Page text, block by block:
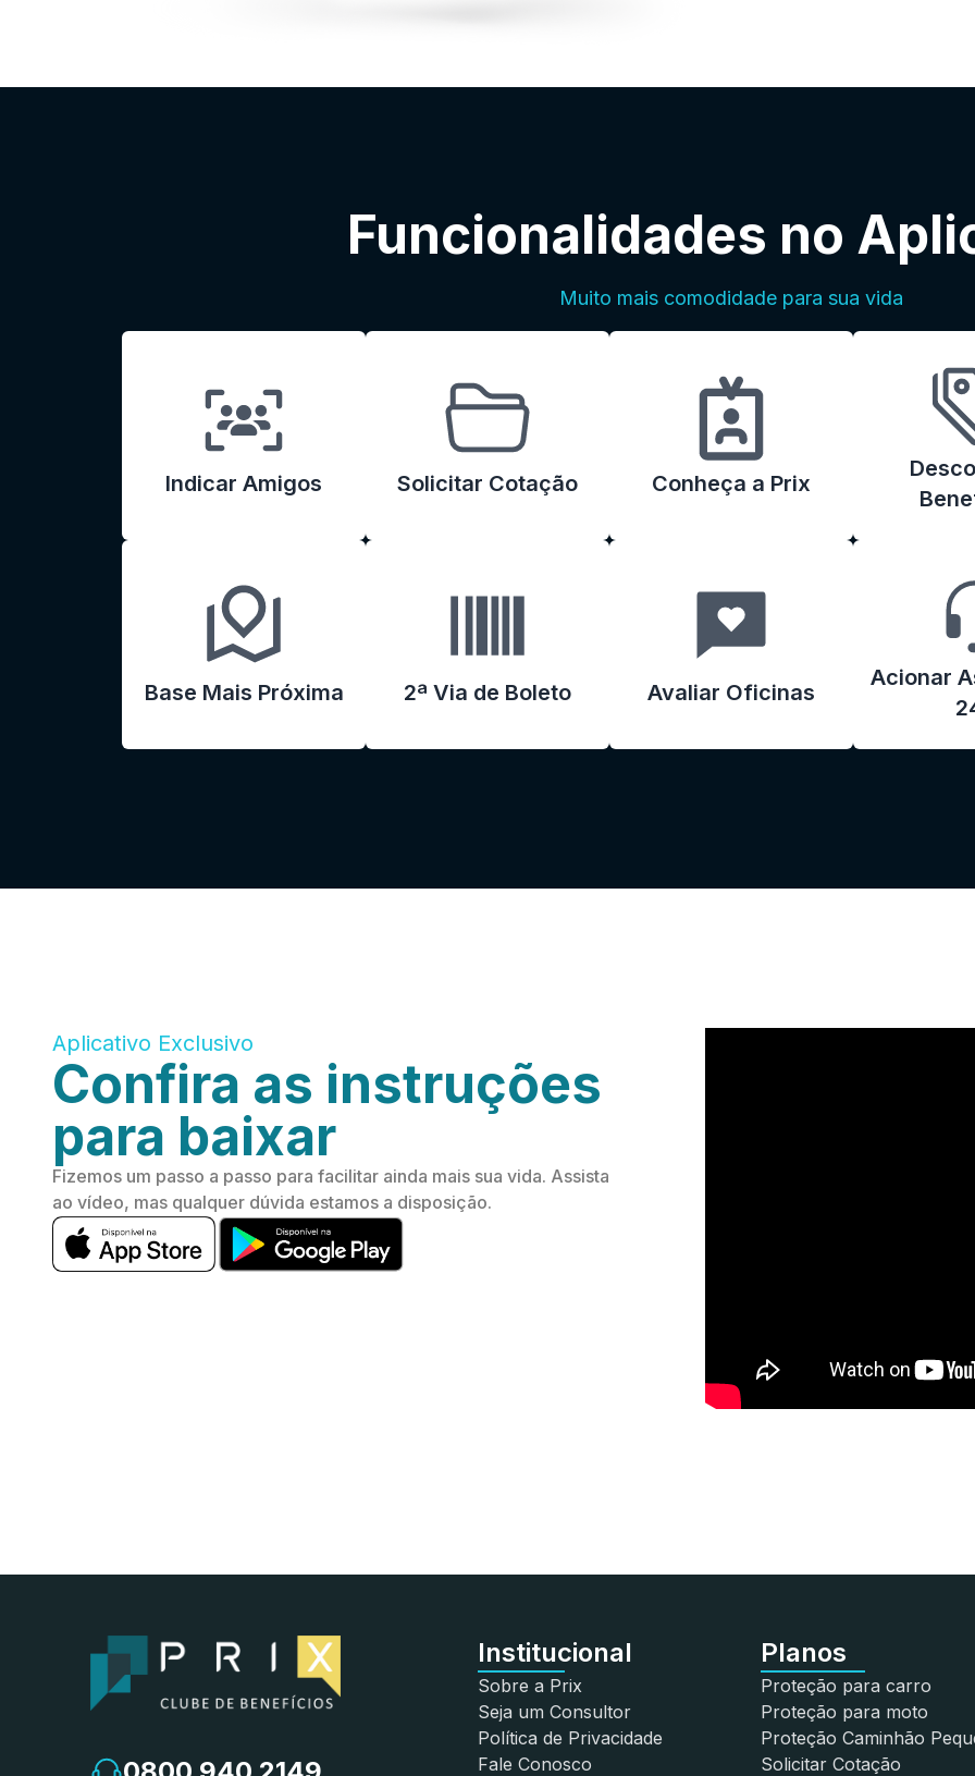
Funcionalidades no
Muito mais comodidade para sua vida
Indicar Amigos Solicitar Cotação Conheça a Prix
Base Mais Próxima 2ª Via de Boleto Avaliar Oficinas
Acionar
Aplicativo Exclusivo
Confira as instruções
para baixar
Fizemos um passo a passo para facilitar ainda mais sua vida. Assista
ao vídeo, mas qualquer dúvida estamos a disposição.
Institucional
Sobre a Prix
Seja um Consultor
Política de Privacidade
Fale Conosco
Planos
Proteção para carro
Proteção para moto
Proteção Caminhão
Solicitar Cotação